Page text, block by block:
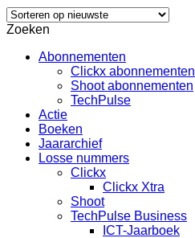
Zoeken
Abonnementen
Clickx abonnementen
Shoot abonnementen
TechPulse
Actie
Boeken
Jaararchief
Losse nummers
Clickx
Clickx Xtra
Shoot
TechPulse Business
ICT-Jaarboek